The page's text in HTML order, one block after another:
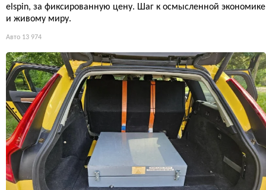
elspin, за фиксированную цену. Шаг к осмысленной экономике
и живому миру.
Авто 13 974